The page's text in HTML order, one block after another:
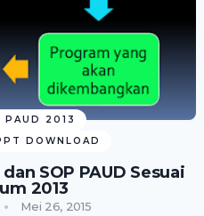
PAUD 2013
DOWNLOAD
SOP PAUD Sesuai
2013
Mei 26, 2015